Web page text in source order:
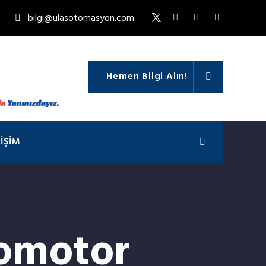
bilgi@ulasotomasyon.com
Hemen Bilgi Alın!